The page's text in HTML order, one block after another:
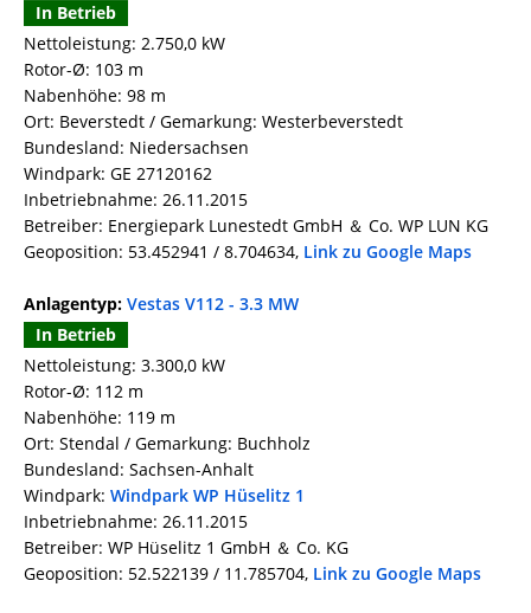
In Betrieb
Nettoleistung: 2.750,0 kW
Rotor-Ø: 103 m
Nabenhöhe: 98 m
Ort: Beverstedt / Gemarkung: Westerbeverstedt
Bundesland: Niedersachsen
Windpark: GE 27120162
Inbetriebnahme: 26.11.2015
Betreiber: Energiepark Lunestedt GmbH ＆ Co. WP LUN KG
Geoposition: 53.452941 / 8.704634, Link zu Google Maps
Anlagentyp: Vestas V112 - 3.3 MW
In Betrieb
Nettoleistung: 3.300,0 kW
Rotor-Ø: 112 m
Nabenhöhe: 119 m
Ort: Stendal / Gemarkung: Buchholz
Bundesland: Sachsen-Anhalt
Windpark: Windpark WP Hüselitz 1
Inbetriebnahme: 26.11.2015
Betreiber: WP Hüselitz 1 GmbH ＆ Co. KG
Geoposition: 52.522139 / 11.785704, Link zu Google Maps